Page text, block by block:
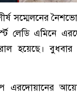
সম্মেলনের
লেডি এমিনে
হয়েছে।
এরদোয়ানের